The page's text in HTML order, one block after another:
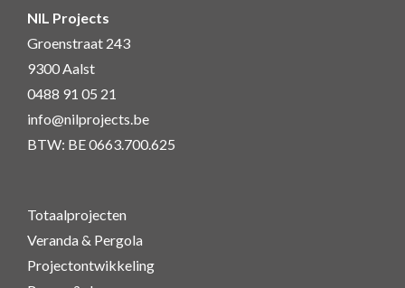
NIL Projects
Groenstraat 243
9300 Aalst
0488 91 05 21
info@nilprojects.be
BTW: BE 0663.700.625
Totaalprojecten
Veranda & Pergola
Projectontwikkeling